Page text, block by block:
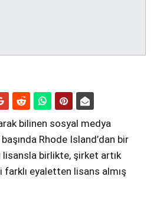
bilinen sosyal medya
Rhode Island’dan bir
lisansla birlikte, şirket artık
farklı eyaletten lisans almış